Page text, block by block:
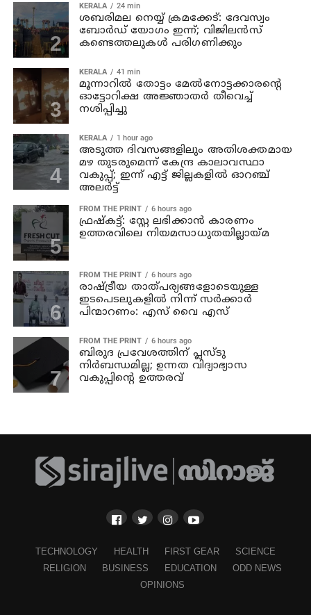
KERALA 24 min
ശബരിമല നെയ്യ് ക്രമക്കേട്: ദേവസ്വം
ബോർഡ് യോഗം ഇന്ന്; വിജിലൻസ്
കണ്ടെത്തലുകൾ പരിഗണിക്കും
KERALA 41 min
മൂന്നാറില്‍ തോട്ടം മേല്‍നോട്ടക്കാരന്റെ
ഓട്ടോറിക്ഷ അജ്ഞാതര്‍ തീവെച്ച്
നശിപ്പിച്ചു
KERALA 1 hour ago
അടുത്ത ദിവസങ്ങളിലും അതിശക്തമായ
മഴ തുടരുമെന്ന് കേന്ദ്ര കാലാവസ്ഥാ
വകുപ്പ്; ഇന്ന് എട്ട് ജില്ലകളിൽ ഓറഞ്ച്
അലർട്ട്
FROM THE PRINT 6 hours ago
ഫ്രഷ്‌കട്ട്: സ്റ്റേ ലഭിക്കാന്‍ കാരണം
ഉത്തരവിലെ നിയമസാധുതയില്ലായ്മ
FROM THE PRINT 6 hours ago
രാഷ്ട്രീയ താത്പര്യങ്ങളോടെയുള്ള
ഇടപെടലുകളില്‍ നിന്ന് സര്‍ക്കാര്‍
പിന്മാറണം: എസ് വൈ എസ്
FROM THE PRINT 6 hours ago
ബിരുദ പ്രവേശത്തിന് പ്ലസ്ടു
നിര്‍ബന്ധമില്ല; ഉന്നത വിദ്യാഭ്യാസ
വകുപ്പിന്റെ ഉത്തരവ്
TECHNOLOGY HEALTH FIRST GEAR
SCIENCE
RELIGION
BUSINESS EDUCATION
ODD NEWS
OPINIONS